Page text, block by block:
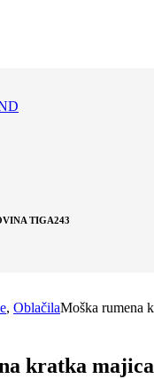
TIGA243
, OblačilaMoška rumena
kratka majica